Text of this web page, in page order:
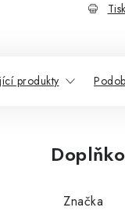
Tisk
produkty
Značka